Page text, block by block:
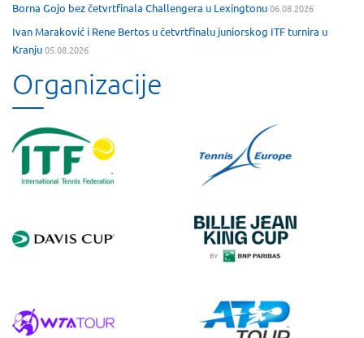
Borna Gojo bez četvrtfinala Challengera u Lexingtonu06.08.2026
Ivan Maraković i Rene Bertos u četvrtfinalu juniorskog ITF turnira u
Kranju05.08.2026
Organizacije